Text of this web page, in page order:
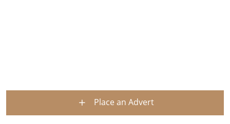
Place an Advert